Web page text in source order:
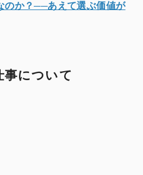
のか？──あえて選ぶ価値が
事について